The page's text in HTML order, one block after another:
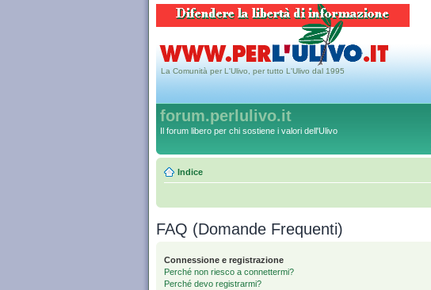
La Comunità per L'Ulivo, per tutto L'Ulivo dal 1995
forum.perlulivo.it
Il forum libero per chi sostiene i valori dell'Ulivo
Indice
FAQ (Domande Frequenti)
Connessione e registrazione
Perché non riesco a connettermi?
Perché devo registrarmi?